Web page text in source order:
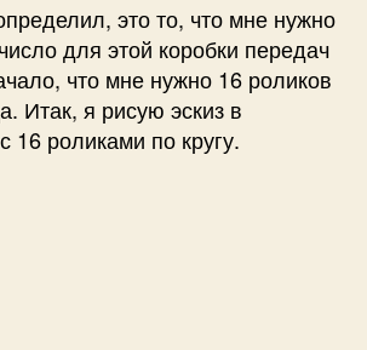
это то, что мне нужно
для этой коробки передач
что мне нужно 16 роликов
Итак, я рисую эскиз в
16 роликами по кругу.